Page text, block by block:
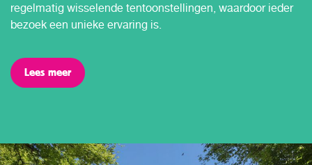
regelmatig wisselende tentoonstellingen, waardoor ieder
bezoek een unieke ervaring is.
Lees meer